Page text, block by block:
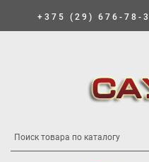
+375 (29) 676-78-